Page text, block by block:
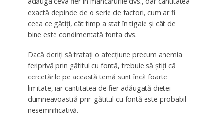
exactă depinde de o serie de factori, cum ar fi
ceea ce gătiți, cât timp a stat în tigaie și cât de
bine este condimentată fonta dvs.
Dacă doriți să tratați o afecțiune precum anemia
feriprivă prin gătitul cu fontă, trebuie să știți că
cercetările pe această temă sunt încă foarte
limitate, iar cantitatea de fier adăugată dietei
dumneavoastră prin gătitul cu fontă este probabil
nesemnificativă.